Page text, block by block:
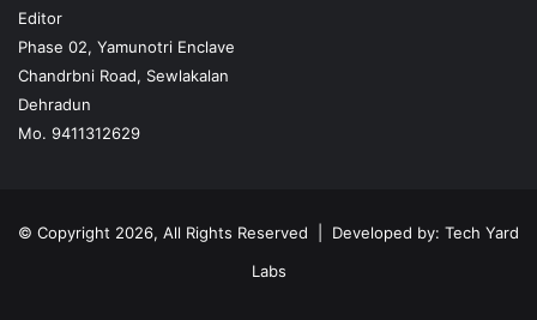
Editor
Phase 02, Yamunotri Enclave
Chandrbni Road, Sewlakalan
Dehradun
Mo. 9411312629
© Copyright 2026, All Rights Reserved | Developed by: Tech Yard
Labs